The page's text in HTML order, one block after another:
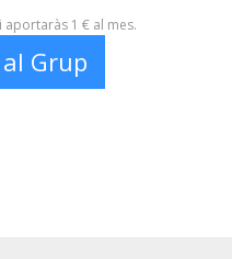
aportaràs 1 € al mes.
Grup